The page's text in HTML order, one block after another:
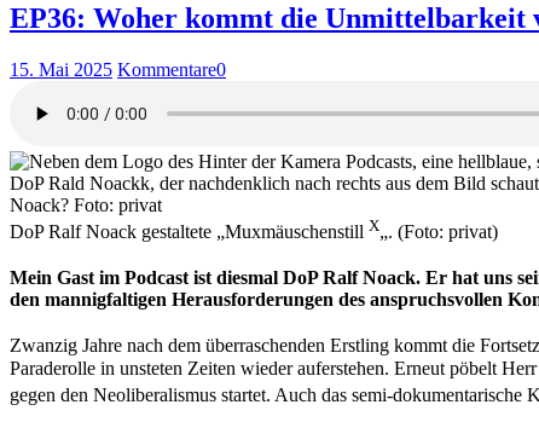
EP36: Woher kommt die Unmittelbarkeit
15. Mai 2025 Kommentare0
DoP Ralf Noack gestaltete „Muxmäuschenstill X„. (Foto: privat)
Mein Gast im Podcast ist diesmal DoP Ralf Noack. Er hat uns
den mannigfaltigen Herausforderungen des anspruchsvollen
Zwanzig Jahre nach dem überraschenden Erstling kommt die
Paraderolle in unsteten Zeiten wieder auferstehen. Erneut pöbelt
gegen den Neoliberalismus startet. Auch das semi-